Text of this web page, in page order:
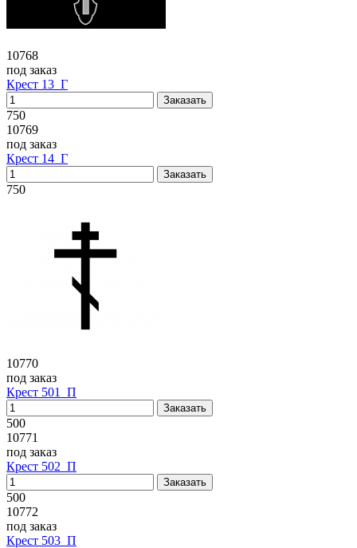
10768
под заказ
Крест 13_Г
750
10769
под заказ
Крест 14_Г
750
10770
под заказ
Крест 501_П
500
10771
под заказ
Крест 502_П
500
10772
под заказ
Крест 503_П